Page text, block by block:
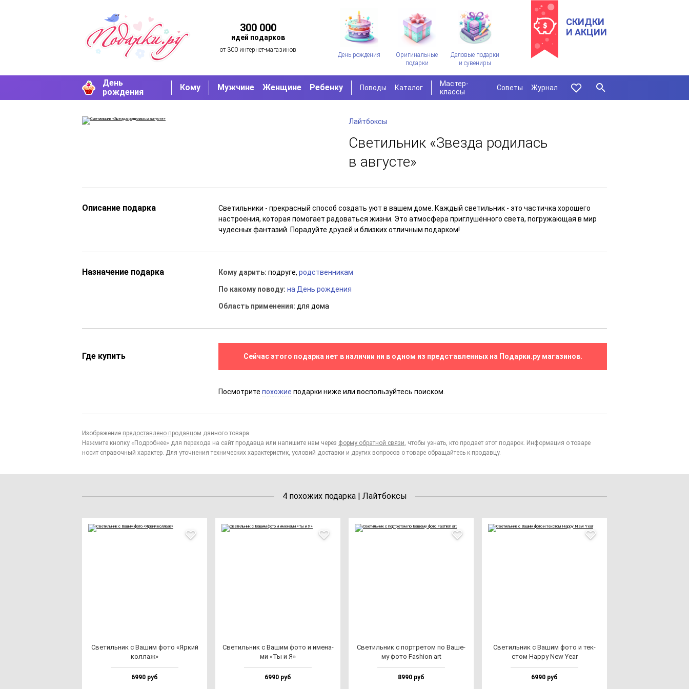
300 000
идей подарков
от 300 интернет-магазинов
День рождения
Оригинальные
подарки
Деловые подарки
и сувениры
СКИДКИ
И АКЦИИ
День
рождения
Кому Мужчине Женщине Ребенку Поводы Каталог
Мастер-
классы
Советы Журнал
Лайтбоксы
Светильник «Звезда родилась
в августе»
Описание подарка
Светильники - прекрасный способ создать уют в вашем доме. Каждый светильник - это частичка хорошего
настроения, которая помогает радоваться жизни. Это атмосфера приглушённого света, погружающая в мир
чудесных фантазий. Порадуйте друзей и близких отличным подарком!
Назначение подарка Кому дарить:подруге,родственникам
По какому поводу:на День рождения
Область применения:для дома
Где купить Сейчас этого подарка нет в наличии ни в одном из представленных на Подарки.ру магазинов.
Посмотритепохожие подарки ниже или воспользуйтесь поиском.
Изображение предоставлено продавцом данного товара.
Нажмите кнопку «Подробнее» для перехода на сайт продавца или напишите нам через форму обратной связи, чтобы узнать, кто продает этот подарок. Информация о товаре
носит справочный характер. Для уточнения технических характеристик, условий доставки и других вопросов о товаре обращайтесь к продавцу.
4 похожих подарка | Лайтбоксы
Све­тиль­ник с Вашим фо­то «Яркий
кол­лаж»
6990 руб
Све­тиль­ник с Вашим фо­то и име­на­
ми «Ты и Я»
6990 руб
Све­тиль­ник с пор­тре­том по Ваше­
му фо­то Fas­hi­on art
8990 руб
Све­тиль­ник с Вашим фо­то и тек­
стом Happy New Year
6990 руб